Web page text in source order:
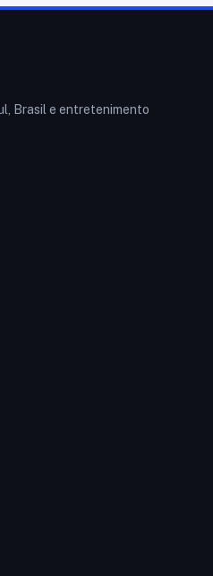
Brasil e entretenimento